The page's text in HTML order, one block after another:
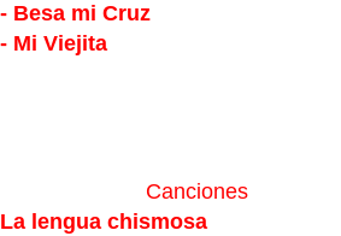
Besa mi Cruz
Mi Viejita
Canciones
lengua chismosa